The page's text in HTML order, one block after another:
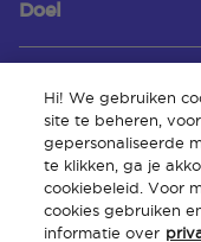
Doel
Klantenservice
Over
Hi! We gebruiken
site te beheren,
gepersonaliseerde
te klikken, ga je
cookiebeleid. Voor
cookies gebruiken
informatie over